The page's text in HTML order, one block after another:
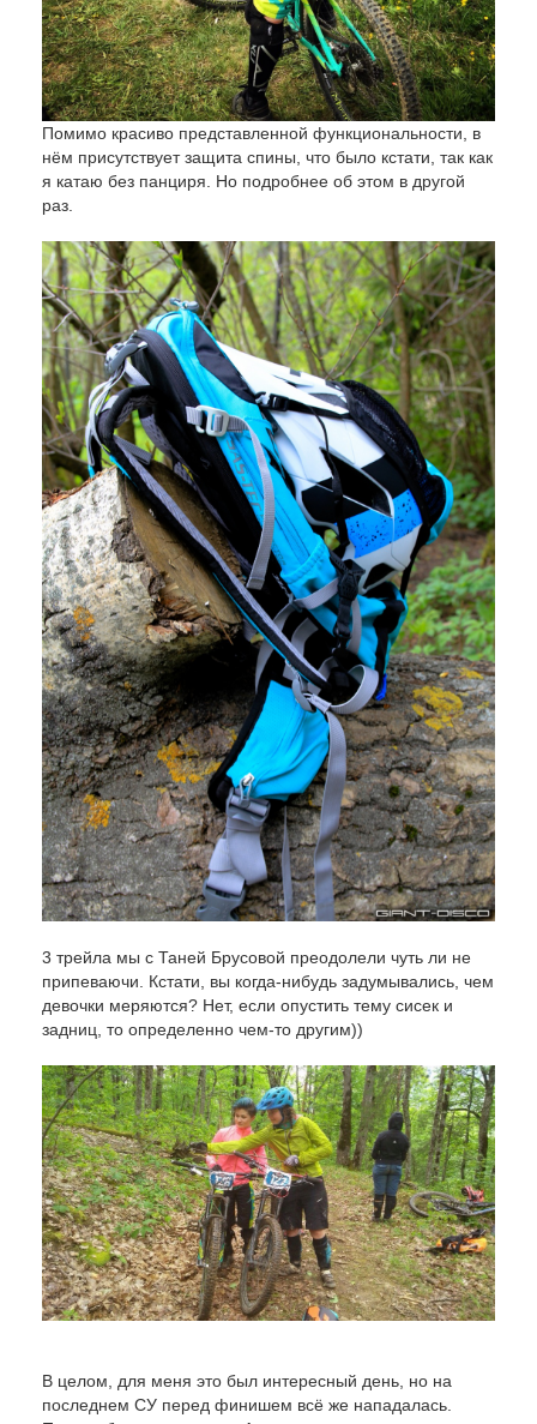
Помимо красиво представленной функциональности, в
нём присутствует защита спины, что было кстати, так как
я катаю без панциря. Но подробнее об этом в другой
раз.
3 трейла мы с Таней Брусовой преодолели чуть ли не
припеваючи. Кстати, вы когда-нибудь задумывались, чем
девочки меряются? Нет, если опустить тему сисек и
задниц, то определенно чем-то другим))
В целом, для меня это был интересный день, но на
последнем СУ перед финишем всё же нападалась.